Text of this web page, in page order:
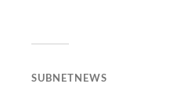
SUBNETNEWS